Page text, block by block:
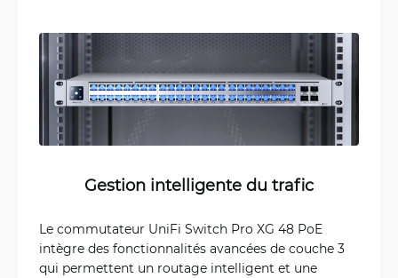
Gestion intelligente du trafic
Le commutateur UniFi Switch Pro XG 48 PoE
intègre des fonctionnalités avancées de couche 3
qui permettent un routage intelligent et une